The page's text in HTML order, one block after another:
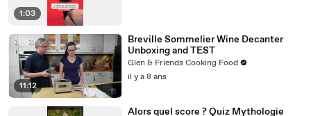
1:03
11:12
Breville Sommelier Wine Decanter
Unboxing and TEST
Glen & Friends Cooking Food
il y a 8 ans
Alors quel score ? Quiz Mythologie